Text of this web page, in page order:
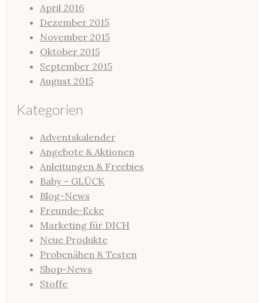
April 2016
Dezember 2015
November 2015
Oktober 2015
September 2015
August 2015
Kategorien
Adventskalender
Angebote & Aktionen
Anleitungen & Freebies
Baby – GLÜCK
Blog-News
Freunde-Ecke
Marketing für DICH
Neue Produkte
Probenähen & Testen
Shop-News
Stoffe